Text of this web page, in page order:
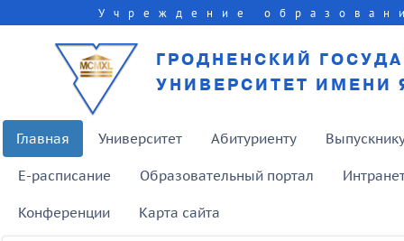
Учреждение
ГРОДНЕНСКИЙ
УНИВЕРСИТЕТ ИМЕНИ
Главная Университет Абитуриенту
E-расписание Образовательный портал
Конференции Карта сайта